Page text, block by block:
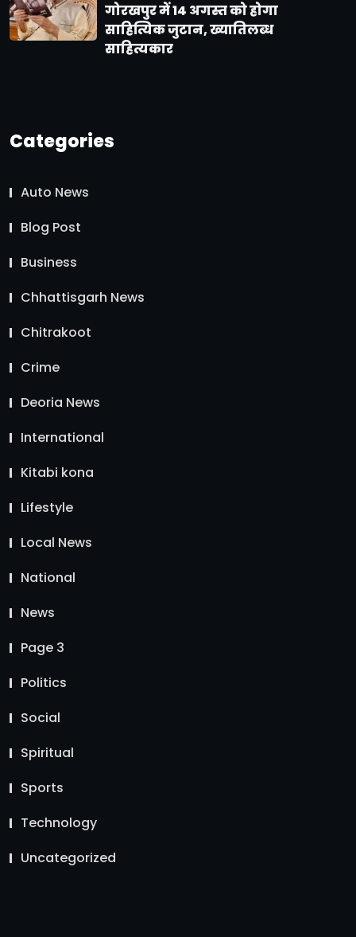
गोरखपुर में 14 अगस्त को होगा
साहित्यिक जुटान, ख्यातिलब्ध
साहित्यकार
Categories
Auto News
Blog Post
Business
Chhattisgarh News
Chitrakoot
Crime
Deoria News
International
Kitabi kona
Lifestyle
Local News
National
News
Page 3
Politics
Social
Spiritual
Sports
Technology
Uncategorized